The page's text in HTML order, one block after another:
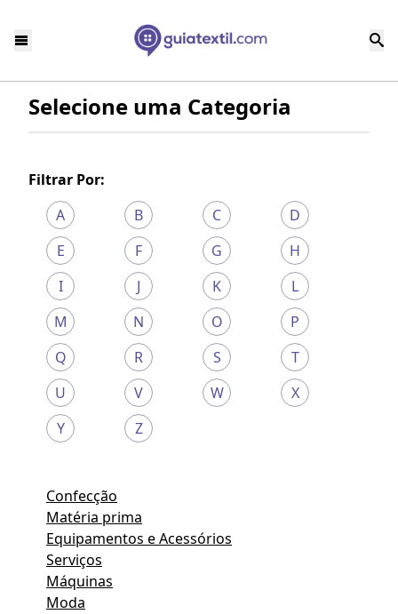
Selecione uma Categoria
Filtrar Por:
A
B C
D
E
F G
H
I
J K
L
M
N O
P
Q
R S
T
U
V W
X
Y
Z
Confecção
Matéria prima
Equipamentos e Acessórios
Serviços
Máquinas
Moda